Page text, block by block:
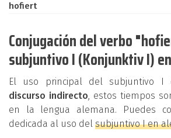
hofiert
Conjugación del verbo
subjuntivo I (Konjunktiv I)
El uso principal del subjuntivo
discurso indirecto, estos tiempos
en la lengua alemana. Puedes
dedicada al uso del subjuntivo I en